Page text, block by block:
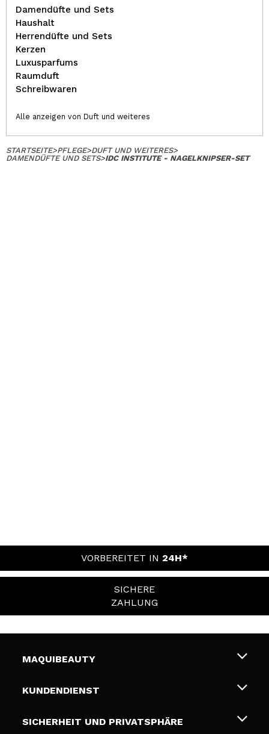
Damendüfte und Sets
Haushalt
Herrendüfte und Sets
Kerzen
Luxusparfums
Raumduft
Schreibwaren
Alle anzeigen von Duft und weiteres
STARTSEITE>PFLEGE>DUFT UND WEITERES>
DAMENDÜFTE UND SETS>IDC INSTITUTE - NAGELKNIPSER-SET
VORBEREITET IN 24H*
SICHERE
ZAHLUNG
MAQUIBEAUTY
Über uns
Geschenkkarten
KUNDENDIENST
Liefer- und Versandkosten
SICHERHEIT UND PRIVATSPHÄRE